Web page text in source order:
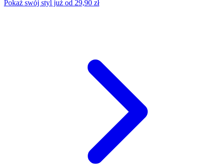
Pokaż swój styl już od 29,90 zł